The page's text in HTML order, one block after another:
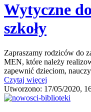
Wytyczne
szkoły
Zapraszamy rodziców do
MEN, które należy
zapewnić dzieciom,
Czytaj więcej
Utworzono: 17/05/2020,